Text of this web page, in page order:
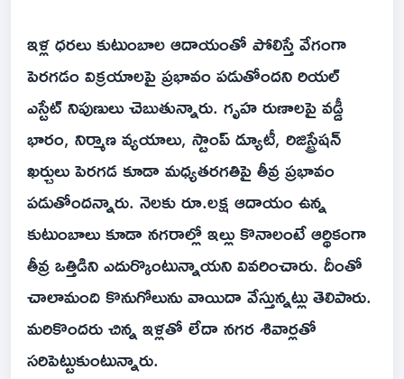
ఇళ్ల ధరలు కుటుంబాల ఆదాయంతో పోలిస్తే వేగంగా
పెరగడం విక్రయాలపై ప్రభావం పడుతోందని రియల్‌
ఎస్టేట్‌ నిపుణులు చెబుతున్నారు. గృహ రుణాలపై వడ్డీ
భారం, నిర్మాణ వ్యయాలు, స్టాంప్‌ డ్యూటీ, రిజిస్ట్రేషన్‌
ఖర్చులు పెరగడ కూడా మధ్యతరగతిపై తీవ్ర ప్రభావం
పడుతోందన్నారు. నెలకు రూ.లక్ష ఆదాయం ఉన్న
కుటుంబాలు కూడా నగరాల్లో ఇల్లు కొనాలంటే ఆర్థికంగా
తీవ్ర ఒత్తిడిని ఎదుర్కొంటున్నాయని వివరించారు. దీంతో
చాలామంది కొనుగోలును వాయిదా వేస్తున్నట్లు తెలిపారు.
మరికొందరు చిన్న ఇళ్లతో లేదా నగర శివార్లతో
సరిపెట్టుకుంటున్నారు.